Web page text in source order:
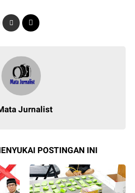
Jurnalist
POSTINGAN INI